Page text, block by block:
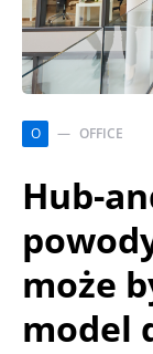
O OFFICE
Hub-
może
model